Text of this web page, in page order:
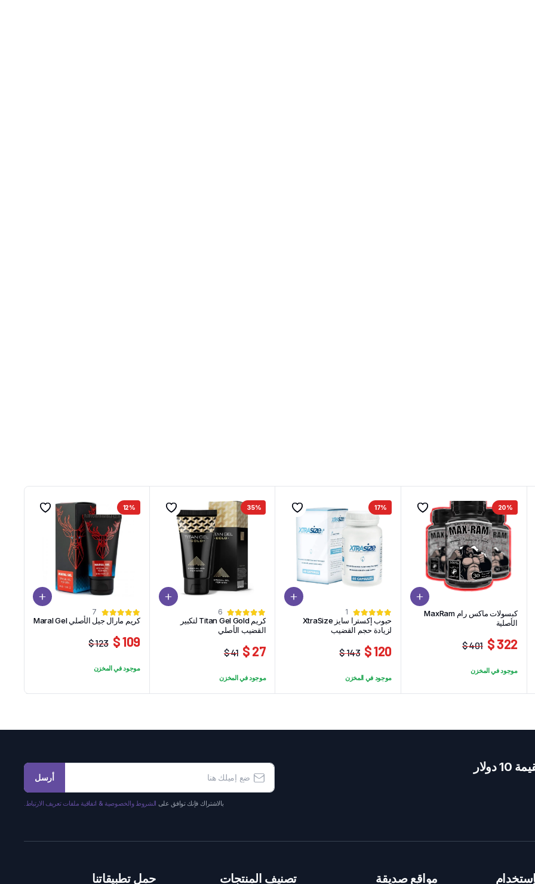
20%
كبسولات ماكس رام MaxRam
الأصلية
401 $
401 $.
322 $
322 $.
موجود في المخزن
17%
1
حبوب إكسترا سايز XtraSize
لزيادة حجم القضيب
143 $ 120 $
موجود في المخزن
35%
6
كريم Titan Gel Gold لتكبير
القضيب الأصلي
41 $
الأصلي
27 $
الحاليموجود في المخزن
12%
7
كريم مارال جيل الأصلي Maral Gel
123 $
123 $.
109 $
109 $.
موجود في المخزن
أرسل
بالاشتراك فإنك توافق على الشروط والخصوصية & اتفاقية ملفات تعريف الارتباط.
مواقع صديقة تصنيف المنتجات حمل تطبيقاتنا